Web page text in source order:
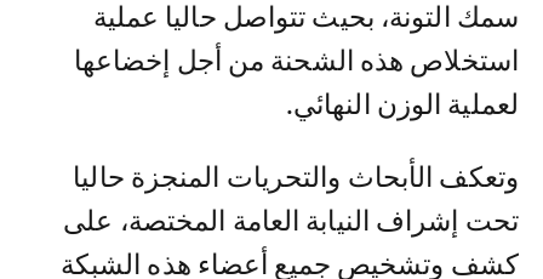
سمك التونة، بحيث تتواصل حاليا عملية
استخلاص هذه الشحنة من أجل إخضاعها
لعملية الوزن النهائي.
وتعكف الأبحاث والتحريات المنجزة حاليا
تحت إشراف النيابة العامة المختصة، على
كشف وتشخيص جميع أعضاء هذه الشبكة